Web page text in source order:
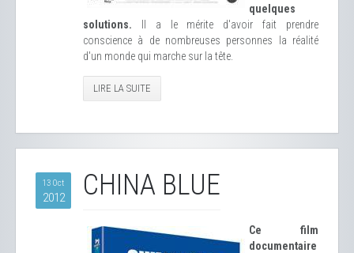
quelques
solutions.
Il a le mérite d'avoir fait prendre
conscience à de nombreuses personnes la réalité
d'un monde qui marche sur la tête.
LIRE LA SUITE
13 Oct
2012 CHINA BLUE
Ce film
documentaire